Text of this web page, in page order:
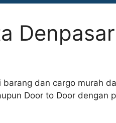
Denpasar
dan cargo murah
Door to Door dengan